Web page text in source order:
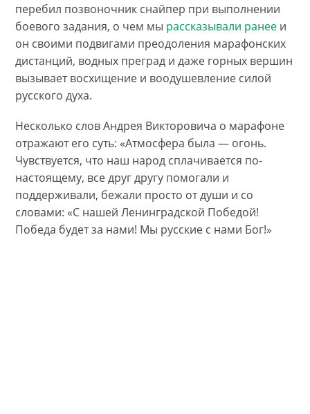
перебил позвоночник снайпер при выполнении
боевого задания, о чем мы рассказывали ранее и
он своими подвигами преодоления марафонских
дистанций, водных преград и даже горных вершин
вызывает восхищение и воодушевление силой
русского духа.
Несколько слов Андрея Викторовича о марафоне
отражают его суть: «Атмосфера была — огонь.
Чувствуется, что наш народ сплачивается по-
настоящему, все друг другу помогали и
поддерживали, бежали просто от души и со
словами: «С нашей Ленинградской Победой!
Победа будет за нами! Мы русские с нами Бог!»